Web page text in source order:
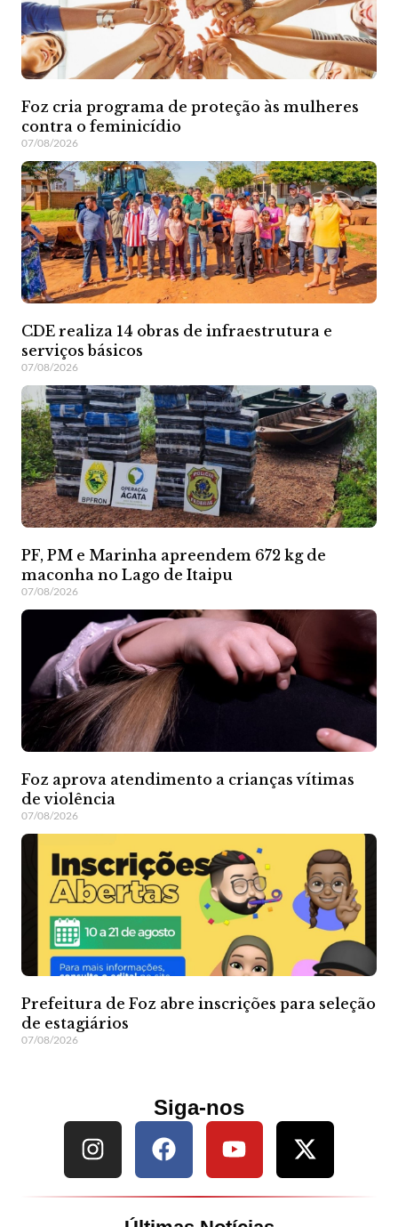
Foz cria programa de proteção às mulheres
contra o feminicídio
07/08/2026
CDE realiza 14 obras de infraestrutura e
serviços básicos
07/08/2026
PF, PM e Marinha apreendem 672 kg de
maconha no Lago de Itaipu
07/08/2026
Foz aprova atendimento a crianças vítimas
de violência
07/08/2026
Prefeitura de Foz abre inscrições para seleção
de estagiários
07/08/2026
Siga-nos